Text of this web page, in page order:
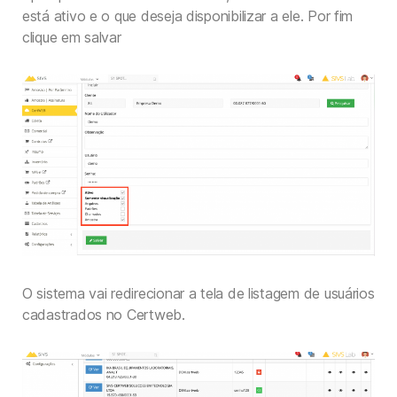
está ativo e o que deseja disponibilizar a ele. Por fim
clique em salvar
O sistema vai redirecionar a tela de listagem de usuários
cadastrados no Certweb.